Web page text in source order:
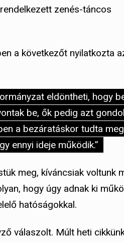
zenés-táncos
a következőt nyilatkozta
eldöntheti, hogy
be, ők pedig azt
a bezáratáskor tudta
ennyi ideje működik.”
meg, kíváncsiak voltunk
hogy úgy adnak ki
hatóságokkal.
válaszolt. Múlt heti